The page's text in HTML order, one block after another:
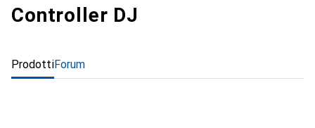
Controller DJ
ProdottiForum